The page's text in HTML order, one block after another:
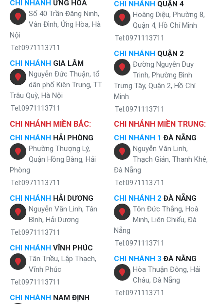
Model của cây nước karofi HC01W có thêm khoang chứa đồ với
nhiều chức năng.
Khoang làm lạnh nước: Mọi người ví đây chính là chiếc tủ lạnh
mini. Bởi máy có khả năng làm lạnh nước và đem đến sự tươi
mát cho trái cây. Tuy nhiên, bạn không nên cất đồ ăn đã đun
nấu. Việc này sẽ không được đảm bảo vệ sinh và gây mùi khó
chịu cho tủ.
Khoang khử trùng: Cốc, chén, ly, tách…khi để bên trong đều
được giữ gìn hết sức sạch sẽ ngăn chặn tối đa vi khuẩn bám
hợp thêm bộ phận cảm biến có nhiều ion âm hút tất cả chất
bẩn và bụi bẩn mang điện tích dương.
Khoang cất đồ: Vừa thuận tiện dùng nước lại có chỗ để cất cốc
ngay bên dưới. Được khử trùng đảm bảo cho sức khỏe mà lại
không tốn công sức đi lấy và đem cất lúc dùng xong.
Hình ảnh thực tế cây nước Karofi HC01W
CHI NHÁNH ỨNG HÒA
Số 40 Trần Đăng Ninh,
Vân Đình, Ứng Hòa, Hà
Nội
Tel:0971113711
CHI NHÁNH GIA LÂM
Nguyễn Đức Thuận, tổ
dân phố Kiên Trung, TT.
Trâu Quỳ, Hà Nội
Tel:0971113711
CHI NHÁNH QUẬN 4
Hoàng Diệu, Phường 8,
Quận 4, Hồ Chí Minh
Tel:0971113711
CHI NHÁNH QUẬN 2
Đường Nguyễn Duy
Trinh, Phường Bình
Trưng Tây, Quận 2, Hồ Chí
Minh
Tel:0971113711
CHI NHÁNH MIỀN BẮC:
CHI NHÁNH HẢI PHÒNG
Phường Thượng Lý,
Quận Hồng Bàng, Hải
Phòng
Tel:0971113711
CHI NHÁNH HẢI DƯƠNG
Nguyễn Văn Linh, Tân
Bình, Hải Dương
Tel:0971113711
CHI NHÁNH VĨNH PHÚC
Tân Triều, Lập Thạch,
Vĩnh Phúc
Tel:0971113711
CHI NHÁNH NAM ĐỊNH
CHI NHÁNH MIỀN TRUNG:
CHI NHÁNH 1 ĐÀ NẴNG
Nguyễn Văn Linh,
Thạch Gián, Thanh Khê,
Đà Nẵng
Tel:0971113711
CHI NHÁNH 2 ĐÀ NẴNG
Tôn Đức Thắng, Hoà
Minh, Liên Chiểu, Đà
Nẵng
Tel:0971113711
CHI NHÁNH 3 ĐÀ NẴNG
Hòa Thuận Đông, Hải
Châu, Đà Nẵng
Tel:0971113711